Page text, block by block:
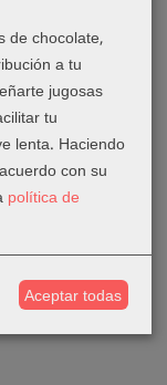
de chocolate,
a tu
jugosas
tu
lenta. Haciendo
con su
política de
Aceptar todas